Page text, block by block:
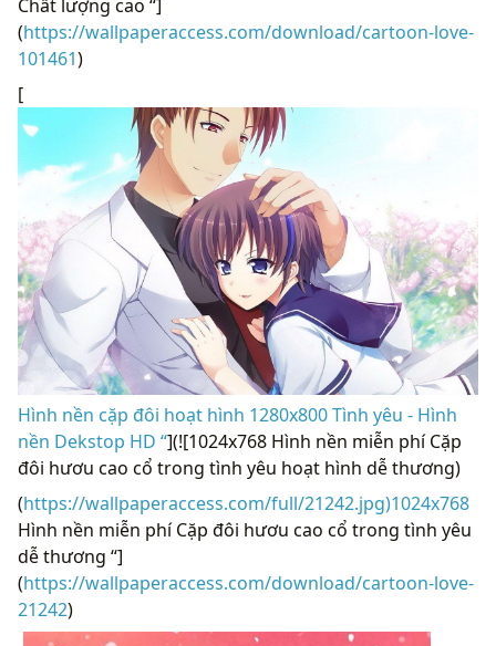
Chất lượng cao “]
(https://wallpaperaccess.com/download/cartoon-love-
101461)
[
Hình nền cặp đôi hoạt hình 1280x800 Tình yêu - Hình
nền Dekstop HD “](![1024x768 Hình nền miễn phí Cặp
đôi hươu cao cổ trong tình yêu hoạt hình dễ thương)
(https://wallpaperaccess.com/full/21242.jpg)1024x768
Hình nền miễn phí Cặp đôi hươu cao cổ trong tình yêu
dễ thương “]
(https://wallpaperaccess.com/download/cartoon-love-
21242)